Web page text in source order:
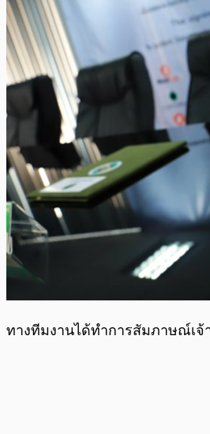
ทางทีมงานได้ทำการสัมภาษณ์เจ้